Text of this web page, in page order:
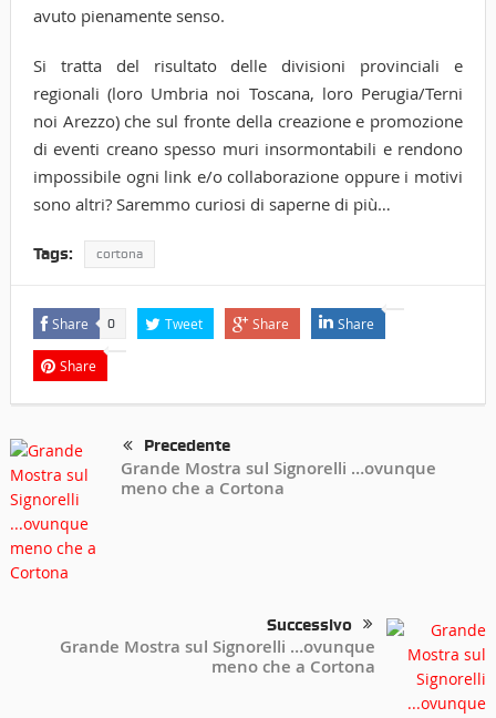
avuto pienamente senso.
Si tratta del risultato delle divisioni provinciali e
regionali (loro Umbria noi Toscana, loro Perugia/Terni
noi Arezzo) che sul fronte della creazione e promozione
di eventi creano spesso muri insormontabili e rendono
impossibile ogni link e/o collaborazione oppure i motivi
sono altri? Saremmo curiosi di saperne di più…
Tags: cortona
Share 0 Tweet Share Share
Share
Precedente
Grande Mostra sul Signorelli …ovunque
meno che a Cortona
Successivo
Grande Mostra sul Signorelli …ovunque
meno che a Cortona